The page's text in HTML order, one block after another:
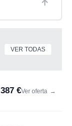
VER TODAS
387 €Ver oferta →